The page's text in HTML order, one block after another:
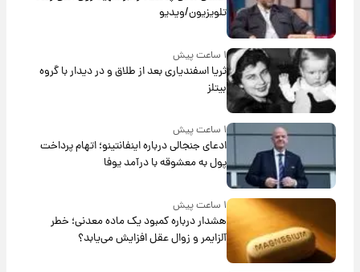
تلویزیون/ویدیو
۱ ساعت پیش
ثریا اسفندیاری بعد از طلاق و در دیدار با گروه
بیتلز
۱ ساعت پیش
ادعای جنجالی درباره اینفانتینو؛ اتهام پرداخت
پول به معشوقه با درآمد یوفا
۱ ساعت پیش
هشدار درباره کمبود یک ماده معدنی؛ خطر
آلزایمر و زوال عقل افزایش می‌یابد؟